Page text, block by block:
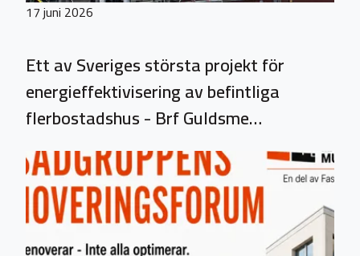
17 juni 2026
Ett av Sveriges största projekt för
energieffektivisering av befintliga
flerbostadshus - Brf Guldsme…